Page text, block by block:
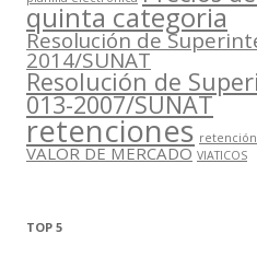
quinta categoria
Resolución de
2014/SUNAT
Resolución de
013-2007/SUNAT
retenciones retención
VALOR DE MERCADO VIATICOS
TOP 5